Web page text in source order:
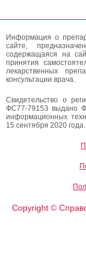
Информация о
сайте,
содержащаяся на
принятия
лекарственных
консультации врача.
Свидетельство о
ФС77-79153 выдано
информационных
15 сентября 2020 года.
Copyright ©